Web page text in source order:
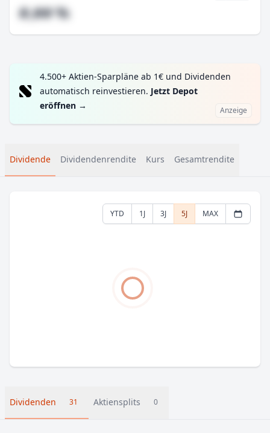
#,## %
4.500+ Aktien-Sparpläne ab 1€ und Dividenden
automatisch reinvestieren. Jetzt Depot
eröffnen → Anzeige
Dividende Dividendenrendite Kurs Gesamtrendite
YTD 1J 3J 5J MAX
Dividenden 31 Aktiensplits 0